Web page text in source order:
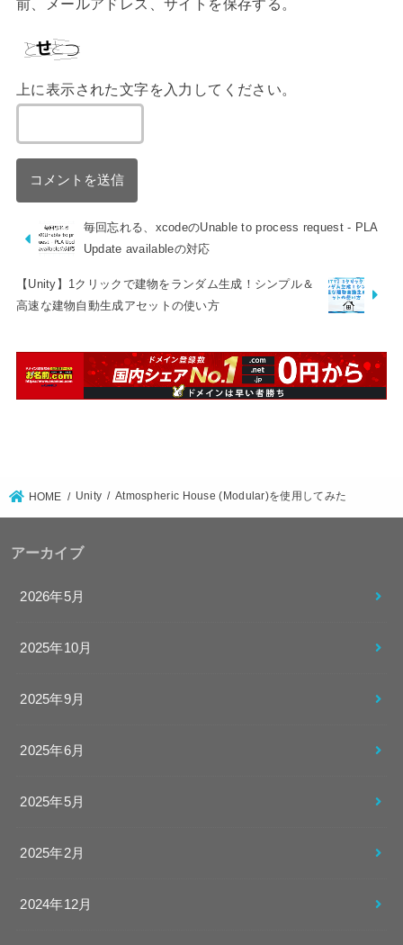
前、メールアドレス、サイトを保存する。
上に表示された文字を入力してください。
毎回忘れる、xcodeのUnable to process request - PLA
Update availableの対応
【Unity】1クリックで建物をランダム生成！シンプル＆
高速な建物自動生成アセットの使い方
HOME Unity Atmospheric House (Modular)を使用してみた
アーカイブ
2026年5月
2025年10月
2025年9月
2025年6月
2025年5月
2025年2月
2024年12月